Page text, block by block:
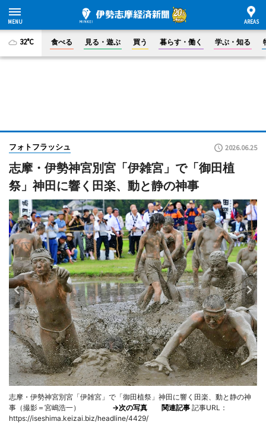
32°C 食べる 見る・遊ぶ 買う 暮らす・働く 学ぶ・知る
フォトフラッシュ 2026.06.25
志摩・伊勢神宮別宮「伊雑宮」で「御田植
祭」神田に響く田楽、動と静の神事
志摩・伊勢神宮別宮「伊雑宮」で「御田植祭」神田に響く田楽、動と静の神
事（撮影＝宮嶋浩一） →次の写真 関連記事 記事URL：
https://iseshima.keizai.biz/headline/4429/